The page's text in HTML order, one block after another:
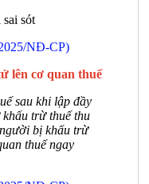
sót
NĐ-CP)
lên cơ quan thuế
sau khi lập đầy
trừ thuế thu
bị khấu trừ
thuế ngay